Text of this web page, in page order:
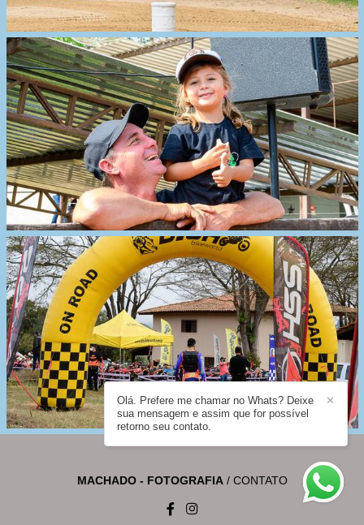
MACHADO - FOTOGRAFIA/ CONTATO
✕
Olá. Prefere me chamar no Whats? Deixe
sua mensagem e assim que for possível
retorno seu contato.